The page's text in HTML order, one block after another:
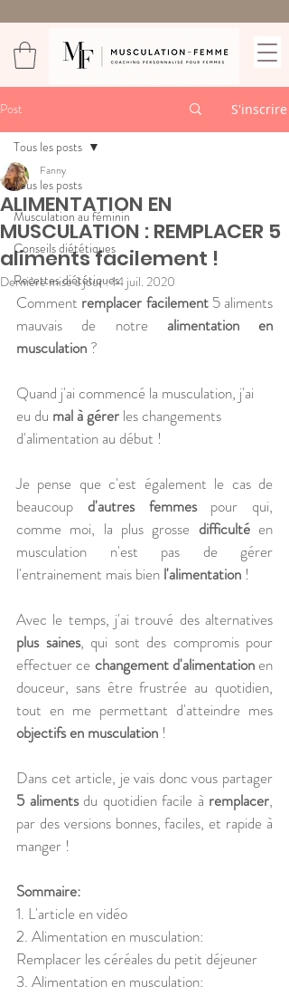
Post S'inscrire
Tous les posts
Musculation au féminin
Conseils diététiques
Recettes diététiques
Tous les posts
ALIMENTATION EN
MUSCULATION : REMPLACER 5
aliments facilement !
Fanny
Dernière mise à jour :14 juil. 2020
Comment remplacer facilement 5 aliments
mauvais de notre alimentation en
musculation ?
Quand j'ai commencé la musculation, j'ai
eu du mal à gérer les changements
d'alimentation au début !
Je pense que c'est également le cas de
beaucoup d'autres femmes pour qui,
comme moi, la plus grosse difficulté en
musculation n'est pas de gérer
l'entrainement mais bien l'alimentation !
plus saines, qui sont des compromis pour
effectuer ce changement d'alimentation en
douceur, sans être frustrée au quotidien,
objectifs en musculation !
5 aliments du quotidien facile à remplacer,
par des versions bonnes, faciles, et rapide à
manger !
Sommaire:
1. L'article en vidéo
2. Alimentation en musculation:
Remplacer les céréales du petit déjeuner
3. Alimentation en musculation: